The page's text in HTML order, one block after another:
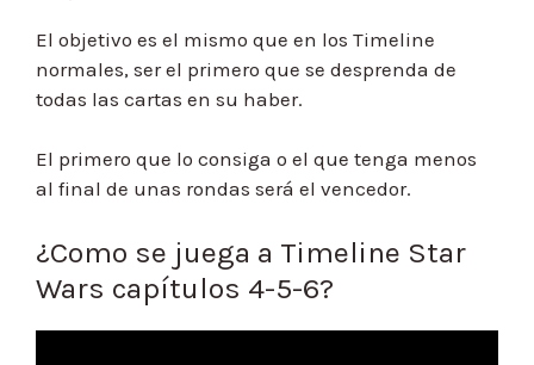
El objetivo es el mismo que en los Timeline
normales, ser el primero que se desprenda de
todas las cartas en su haber.
El primero que lo consiga o el que tenga menos
al final de unas rondas será el vencedor.
¿Como se juega a Timeline Star
Wars capítulos 4-5-6?